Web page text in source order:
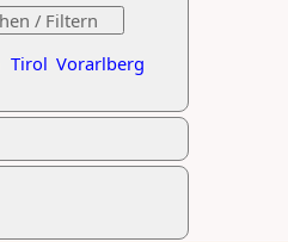
Tirol Vorarlberg